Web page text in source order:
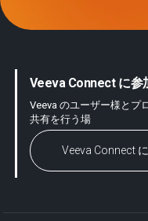
Veeva Connect に参
Veeva のユーザー様とプ
共有を行う場
Veeva Connect